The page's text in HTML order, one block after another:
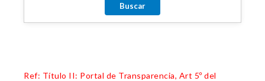
Ref: Título II: Portal de Transparencia, Art 5º del